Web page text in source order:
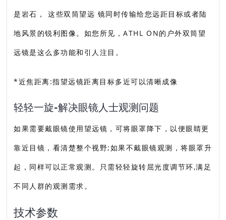
是岩石， 这些双筒望远 镜同时传输给您远距目标或者陆
地风景的锐利图像。如您所见，ATHL ON的户外双筒望
远镜是这么多功能和引人注目。
*近焦距离:指望远镜距离目标多近可以清晰成像
轻轻一旋-解决眼镜人士观测问题
如果需要戴眼镜使用望远镜，可将眼罩降下，以便眼睛更
靠近目镜，看清楚整个视野;如果不戴眼镜观测，将眼罩升
起，同样可以正常观测。只需轻轻旋转屈光度调节环,满足
不同人群的观测需求。
技术参数